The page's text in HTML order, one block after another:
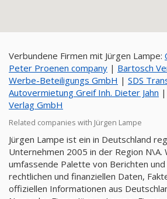
Verbundene Firmen mit Jürgen Lampe:
Peter Proenen company | Bartosch
Werbe-Beteiligungs GmbH | SDS
Autovermietung Greif Inh. Dieter Jahn |
Verlag GmbH
Related companies with Jürgen Lampe
Jürgen Lampe ist ein in Deutschland
Unternehmen 2005 in der Region N\A.
umfassende Palette von Berichten
rechtlichen und finanziellen Daten,
offiziellen Informationen aus